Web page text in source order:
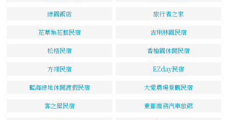
綠園飯店 旅行者之家
花草集花藝民宿 吉琍林園民宿
松格民宿 香柚園休閒民宿
方翊民宿 EZday民宿
藍海綠地休閒渡假民宿 大愛農場景觀民宿
客之屋民宿 東都商務汽車旅館